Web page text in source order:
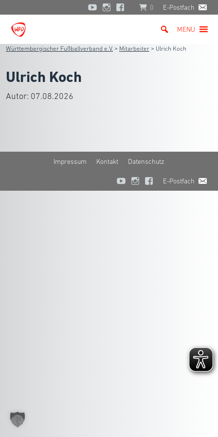
0 E-Postfach
MENU
Württembergischer Fußballverband e.V. > Mitarbeiter > Ulrich Koch
Ulrich Koch
Autor: 07.08.2026
Impressum Kontakt Datenschutz
E-Postfach